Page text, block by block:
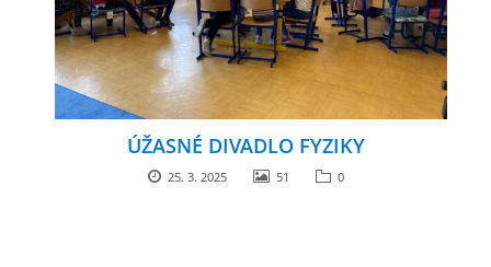
ÚŽASNÉ DIVADLO FYZIKY
25. 3. 2025 51 0